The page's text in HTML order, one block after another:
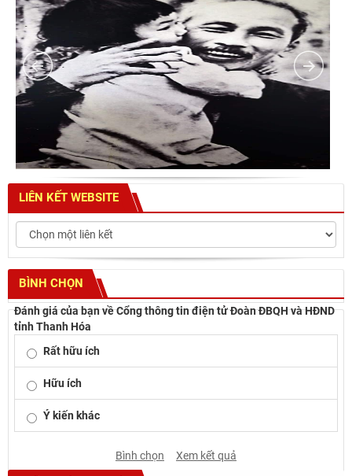
LIÊN KẾT WEBSITE
BÌNH CHỌN
Đánh giá của bạn về Cổng thông tin điện tử Đoàn ĐBQH và HĐND
tỉnh Thanh Hóa
Rất hữu ích
Hữu ích
Ý kiến khác
Bình chọn Xem kết quả